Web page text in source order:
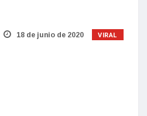
18 de junio de 2020 VIRAL